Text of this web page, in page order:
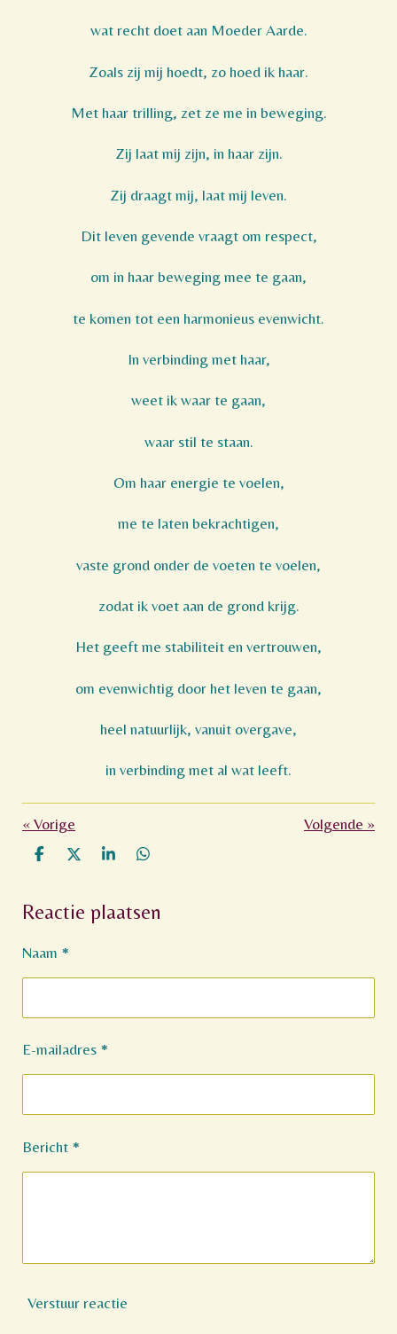
wat recht doet aan Moeder Aarde.
Zoals zij mij hoedt, zo hoed ik haar.
Met haar trilling, zet ze me in beweging.
Zij laat mij zijn, in haar zijn.
Zij draagt mij, laat mij leven.
Dit leven gevende vraagt om respect,
om in haar beweging mee te gaan,
te komen tot een harmonieus evenwicht.
In verbinding met haar,
weet ik waar te gaan,
waar stil te staan.
Om haar energie te voelen,
me te laten bekrachtigen,
vaste grond onder de voeten te voelen,
zodat ik voet aan de grond krijg.
Het geeft me stabiliteit en vertrouwen,
om evenwichtig door het leven te gaan,
heel natuurlijk, vanuit overgave,
in verbinding met al wat leeft.
« Vorige Volgende »
D
e
D
l
S
r
D
e
Reactie plaatsen
Naam *
E-mailadres *
Bericht *
Verstuur reactie